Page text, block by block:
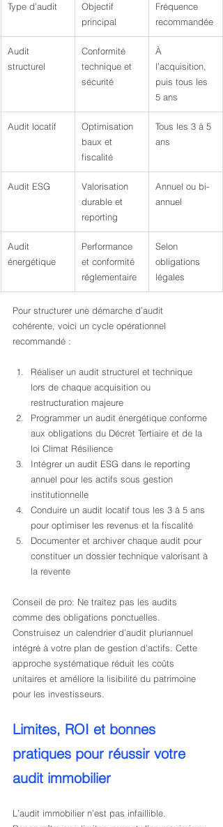
Type d’audit
Objectif
principal
Fréquence
recommandée
Audit
structurel
Conformité
technique et
sécurité
À
l’acquisition,
puis tous les
5 ans
Audit locatif
Optimisation
baux et
fiscalité
Tous les 3 à 5
ans
Audit ESG
Valorisation
durable et
reporting
Annuel ou bi-
annuel
Audit
énergétique
Performance
et conformité
réglementaire
Selon
obligations
légales
Pour structurer une démarche d’audit
cohérente, voici un cycle opérationnel
recommandé :
Réaliser un audit structurel et technique
lors de chaque acquisition ou
restructuration majeure
Programmer un audit énergétique conforme
aux obligations du Décret Tertiaire et de la
loi Climat Résilience
Intégrer un audit ESG dans le reporting
annuel pour les actifs sous gestion
institutionnelle
Conduire un audit locatif tous les 3 à 5 ans
pour optimiser les revenus et la fiscalité
Documenter et archiver chaque audit pour
constituer un dossier technique valorisant à
la revente
Conseil de pro: Ne traitez pas les audits
comme des obligations ponctuelles.
Construisez un calendrier d’audit pluriannuel
intégré à votre plan de gestion d’actifs. Cette
approche systématique réduit les coûts
unitaires et améliore la lisibilité du patrimoine
pour les investisseurs.
Limites, ROI et bonnes
pratiques pour réussir votre
audit immobilier
L’audit immobilier n’est pas infaillible.